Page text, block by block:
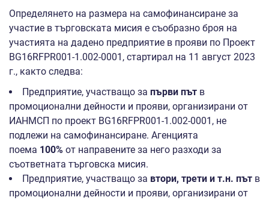
Определянето на размера на самофинансиране за
участие в търговската мисия е съобразно броя на
участията на дадено предприятие в прояви по Проект
BG16RFPR001-1.002-0001, стартирал на 11 август 2023
г., както следва:
Предприятие, участващо за първи път в
промоционални дейности и прояви, организирани от
ИАНМСП по проект BG16RFPR001-1.002-0001, не
подлежи на самофинансиране. Агенцията
поема 100% от направените за него разходи за
съответната търговска мисия.
Предприятие, участващо за втори, трети и т.н. път в
промоционални дейности и прояви, организирани от